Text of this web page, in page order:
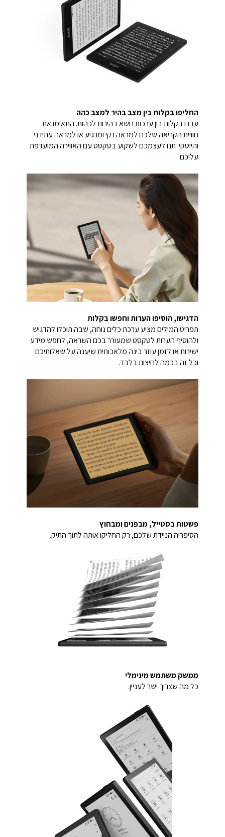
החליפו בקלות בין מצב בהיר למצב כהה
עברו בקלות בין ערכות נושא בהירות לכהות. התאימו את
חוויית הקריאה שלכם למראה נקי ומרגיע או למראה עתידני
והייטקי. תנו לעצמכם לשקוע בטקסט עם האווירה המועדפת
עליכם.
הדגישו, הוסיפו הערות וחפשו בקלות
תפריט המילים מציע ערכת כלים נוחה, שבה תוכלו להדגיש
ולהוסיף הערות לטקסט שמעורר בכם השראה, לחפש מידע
ישירות או לזמן עוזר בינה מלאכותית שיענה על שאלותיכם
וכל זה בכמה לחיצות בלבד.
פשטות בסטייל, מבפנים ומבחוץ
הסיפריה הניידת שלכם, רק החליקו אותה לתוך התיק.
ממשק משתמש מינימלי
כל מה שצריך ישר לעניין.